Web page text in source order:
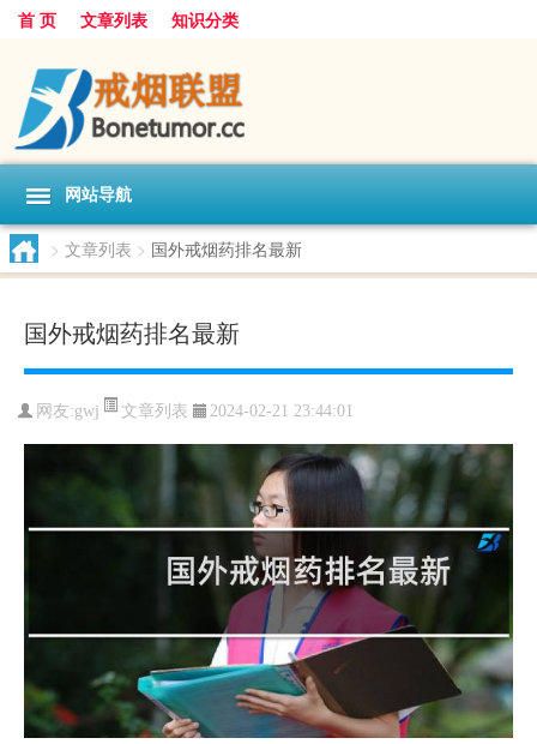
首 页 文章列表 知识分类
网站导航
> 文章列表 > 国外戒烟药排名最新
国外戒烟药排名最新
网友:gwj 文章列表 2024-02-21 23:44:01